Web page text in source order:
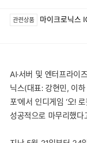
관련상품 마이크로닉스
AI·서버 및 엔터프라이
닉스(대표: 강현민, 이
포’에서 인디게임 ‘오!
성공적으로 마무리했다